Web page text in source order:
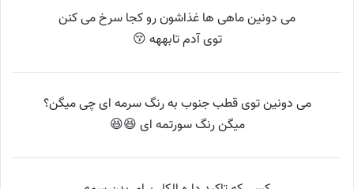
می دونین ماهی ها غذاشون رو کجا سرخ می کنن
توی آدم تابههه 😚
می دونین توی قطب جنوب به رنگ سرمه ای چی میگن؟
میگن رنگ سورتمه ای 😆😆